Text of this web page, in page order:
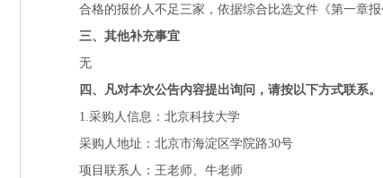
合格的报价人不足三家，依据综合比选文件《第一章
三、其他补充事宜
无
四、凡对本次公告内容提出询问，请按以下方式联系。
1.采购人信息：北京科技大学
采购人地址：北京市海淀区学院路30号
项目联系人：王老师、牛老师